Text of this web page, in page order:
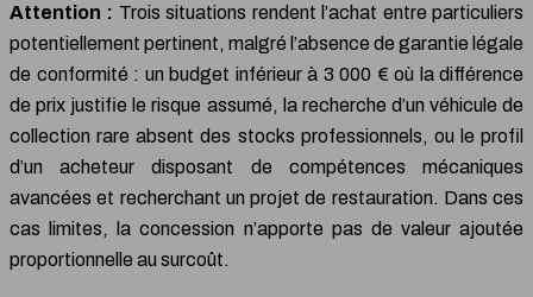
Attention : Trois situations rendent l’achat entre particuliers
potentiellement pertinent, malgré l’absence de garantie légale
de conformité : un budget inférieur à 3 000 € où la différence
de prix justifie le risque assumé, la recherche d’un véhicule de
collection rare absent des stocks professionnels, ou le profil
d’un acheteur disposant de compétences mécaniques
avancées et recherchant un projet de restauration. Dans ces
cas limites, la concession n’apporte pas de valeur ajoutée
proportionnelle au surcoût.